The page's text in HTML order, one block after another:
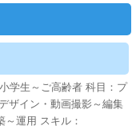
学生～ご高齢者 科目：プ
ザイン・動画撮影～編集
～運用 スキル：